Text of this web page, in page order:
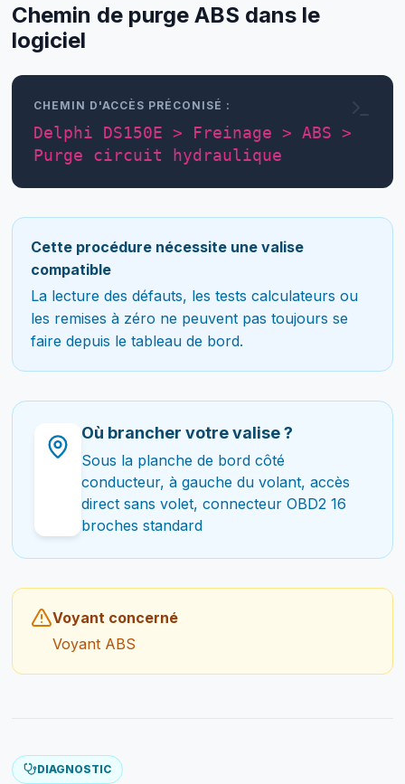
Chemin de purge ABS dans le
logiciel
CHEMIN D'ACCÈS PRÉCONISÉ :
Delphi DS150E > Freinage > ABS >
Purge circuit hydraulique
Cette procédure nécessite une valise
compatible
La lecture des défauts, les tests calculateurs ou
les remises à zéro ne peuvent pas toujours se
faire depuis le tableau de bord.
Où brancher votre valise ?
Sous la planche de bord côté
conducteur, à gauche du volant, accès
direct sans volet, connecteur OBD2 16
broches standard
Voyant concerné
Voyant ABS
DIAGNOSTIC